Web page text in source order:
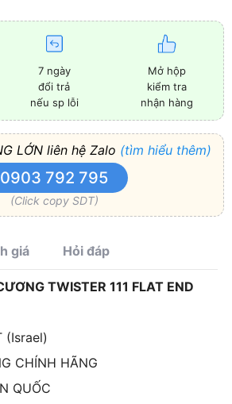
7 ngày
đổi trả
nếu sp lỗi
Mở hộp
kiểm tra
nhận hàng
LỚN liên hệ Zalo (tìm hiểu thêm)
0903 792 795
(Click copy SDT)
giá Hỏi đáp
TWISTER 111 FLAT END
(Israel)
CHÍNH HÃNG
QUỐC